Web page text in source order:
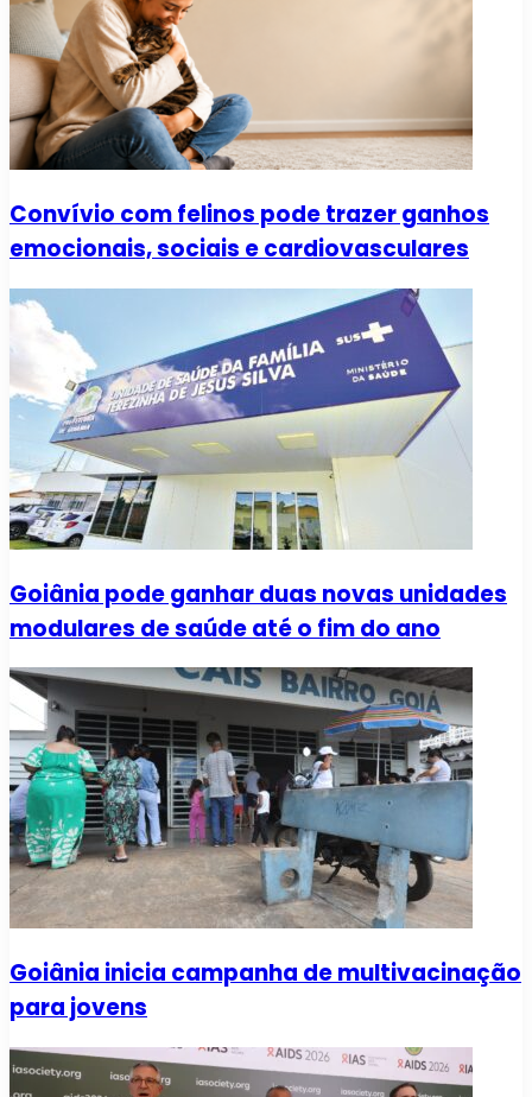
Convívio com felinos pode trazer ganhos
emocionais, sociais e cardiovasculares
Goiânia pode ganhar duas novas unidades
modulares de saúde até o fim do ano
Goiânia inicia campanha de multivacinação
para jovens